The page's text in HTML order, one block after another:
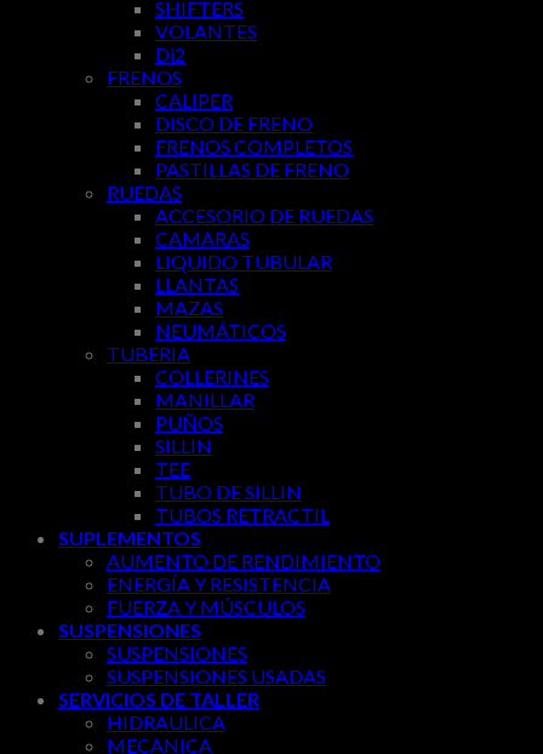
SHIFTERS
VOLANTES
Di2
FRENOS
CALIPER
DISCO DE FRENO
FRENOS COMPLETOS
PASTILLAS DE FRENO
RUEDAS
ACCESORIO DE RUEDAS
CAMARAS
LIQUIDO TUBULAR
LLANTAS
MAZAS
NEUMÁTICOS
TUBERIA
COLLERINES
MANILLAR
PUÑOS
SILLIN
TEE
TUBO DE SILLIN
TUBOS RETRACTIL
SUPLEMENTOS
AUMENTO DE RENDIMIENTO
ENERGÍA Y RESISTENCIA
FUERZA Y MÚSCULOS
SUSPENSIONES
SUSPENSIONES
SUSPENSIONES USADAS
SERVICIOS DE TALLER
HIDRAULICA
MECANICA